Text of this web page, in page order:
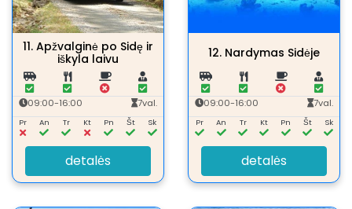
11. Apžvalginė po Sidę ir
iškyla laivu
09:00-16:00 7val.
Pr An Tr Kt Pn Št Sk
detalės
12. Nardymas Sidėje
09:00-16:00 7val.
Pr An Tr Kt Pn Št Sk
detalės